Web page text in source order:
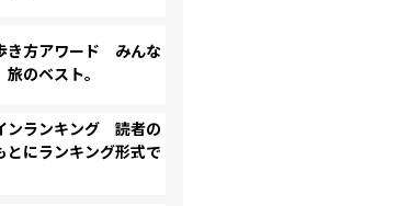
き方アワード みんな
のベスト。
ンランキング 読者の
とにランキング形式で